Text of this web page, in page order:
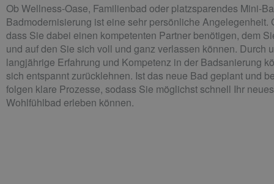
Ob Wellness-Oase, Familienbad oder platzsparendes Mini-
Badmodernisierung ist eine sehr persönliche Angelegenheit.
dass Sie dabei einen kompetenten Partner benötigen, dem
und auf den Sie sich voll und ganz verlassen können. Durch
langjährige Erfahrung und Kompetenz in der Badsanierung
sich entspannt zurücklehnen. Ist das neue Bad geplant und
folgen klare Prozesse, sodass Sie möglichst schnell Ihr neues
Wohlfühlbad erleben können.